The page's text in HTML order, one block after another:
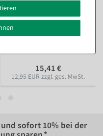
Apfelkuchen Attrappe Ø
23cm
15,41 €
12,95 EUR zzgl. ges. MwSt.
sofort10% bei der